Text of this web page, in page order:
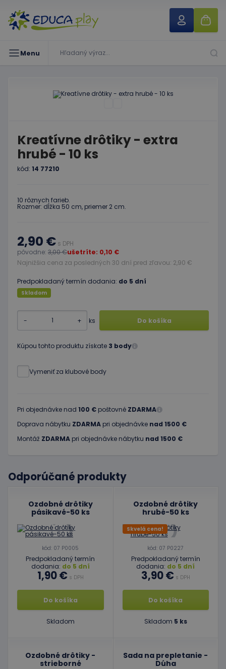
Menu
Kreatívne drôtiky - extra
hrubé - 10 ks
kód: 14 77210
10 rôznych farieb.
Rozmer: dĺžka 50 cm, priemer 2 cm.
2,90 € s DPH
pôvodne: 3,00 €ušetríte: 0,10 €
Najnižšia cena za posledných 30 dní pred zľavou: 2,90 €
Predpokladaný termín dodania: do 5 dní
Skladom
- + ks Do košíka
Kúpou tohto produktu získate 3 body
Vymeniť za klubové body
Pri objednávke nad 100 € poštovné ZDARMA
Doprava nábytku ZDARMA pri objednávke nad 1500 €
Montáž ZDARMA pri objednávke nábytku nad 1500 €
Odporúčané produkty
Ozdobné drôtiky
pásikavé-50 ks
kód: 07 P0005
Predpokladaný termín
dodania: do 5 dní
1,90 € s DPH
Do košíka
Skladom
Ozdobné drôtiky
hrubé-50 ks
Skvelá cena!
kód: 07 P0227
Predpokladaný termín
dodania: do 5 dní
3,90 € s DPH
Do košíka
Skladom 5 ks
Ozdobné drôtiky -
strieborné
Sada na prepletanie -
Dúha